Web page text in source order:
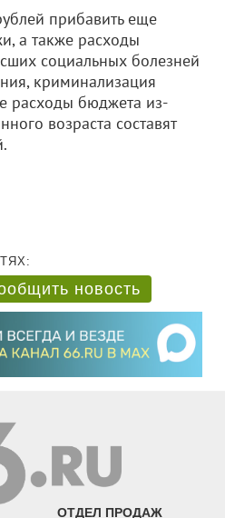
прибавить еще
а также расходы
социальных болезней
криминализация
расходы бюджета из-
возраста составят
новость
ОТДЕЛ ПРОДАЖ